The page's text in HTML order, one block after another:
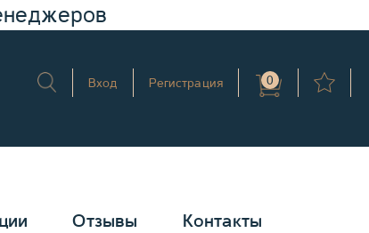
Вход Регистрация 0
Отзывы Контакты